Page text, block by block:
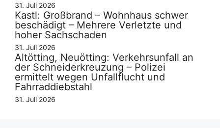
31. Juli 2026
Kastl: Großbrand – Wohnhaus schwer
beschädigt – Mehrere Verletzte und
hoher Sachschaden
31. Juli 2026
Altötting, Neuötting: Verkehrsunfall an
der Schneiderkreuzung – Polizei
ermittelt wegen Unfallflucht und
Fahrraddiebstahl
31. Juli 2026